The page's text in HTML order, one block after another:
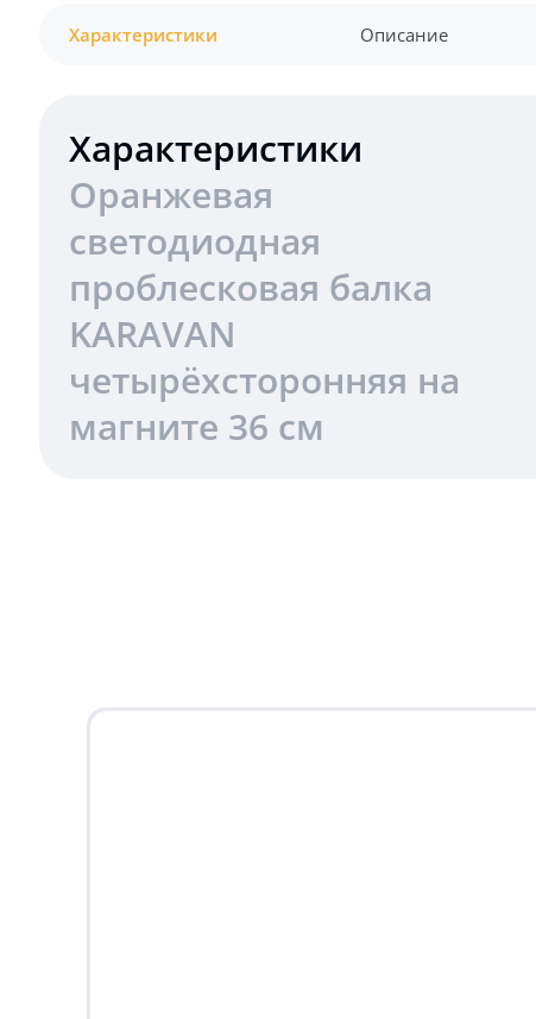
Характеристики Описание
Характеристики
Оранжевая
светодиодная
проблесковая балка
KARAVAN
четырёхсторонняя на
магните 36 см